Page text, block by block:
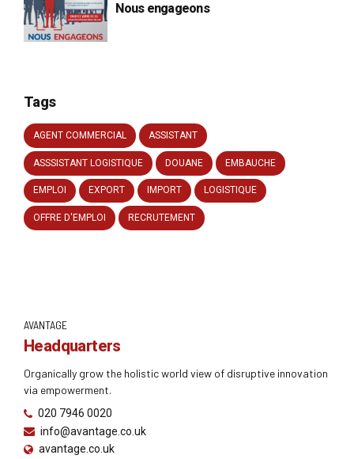
Nous engageons
Tags
AGENT COMMERCIAL ASSISTANT
ASSSISTANT LOGISTIQUE DOUANE EMBAUCHE
EMPLOI EXPORT IMPORT LOGISTIQUE
OFFRE D'EMPLOI RECRUTEMENT
AVANTAGE
Headquarters
Organically grow the holistic world view of disruptive innovation
via empowerment.
020 7946 0020
info@avantage.co.uk
avantage.co.uk